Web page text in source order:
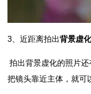
3、 近距离拍出背景虚化
拍出背景虚化的照片
把镜头靠近主体，就可